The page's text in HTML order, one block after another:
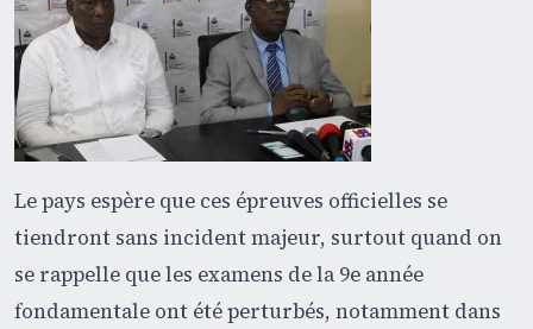
Le pays espère que ces épreuves officielles se
tiendront sans incident majeur, surtout quand on
se rappelle que les examens de la 9e année
fondamentale ont été perturbés, notamment dans